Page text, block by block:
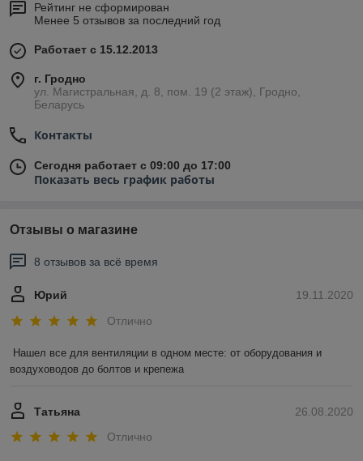
Рейтинг не сформирован
Менее 5 отзывов за последний год
Работает с 15.12.2013
г. Гродно
ул. Магистральная, д. 8, пом. 19 (2 этаж), Гродно,
Беларусь
Контакты
Сегодня работает с 09:00 до 17:00
Показать весь график работы
Отзывы о магазине
8 отзывов за всё время
19.11.2020
Юрий
Отлично
Нашел все для вентиляции в одном месте: от оборудования и
воздуховодов до болтов и крепежа
26.08.2020
Татьяна
Отлично